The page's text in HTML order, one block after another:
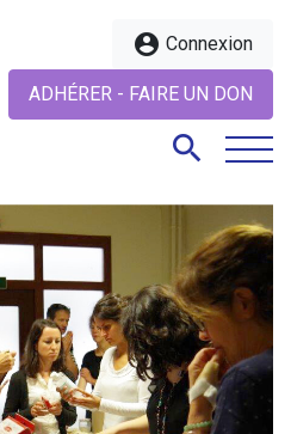
account_circle Connexion
ADHÉRER - FAIRE UN DON
search
search